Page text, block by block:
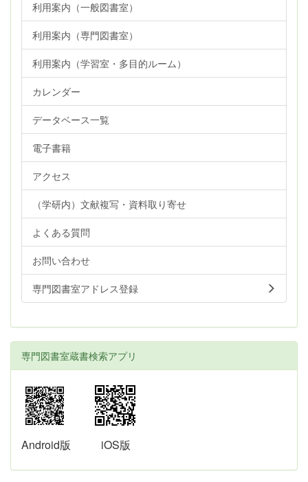
利用案内（一般図書室）
利用案内（専門図書室）
利用案内（学習室・多目的ルーム）
カレンダー
データベース一覧
電子書籍
アクセス
（学研内）文献複写・資料取り寄せ
よくある質問
お問い合わせ
専門図書室アドレス登録
専門図書室蔵書検索アプリ
Android版 iOS版